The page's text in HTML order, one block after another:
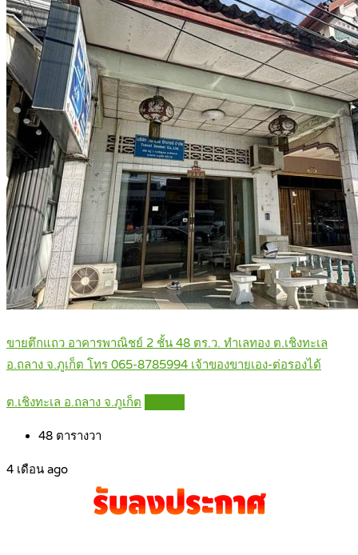
ขายตึกแถว อาคารพาณิชย์ 2 ชั้น 48 ตร.ว. ทำเลทอง ต.เชิงทะเล
อ.ถลาง จ.ภูเก็ต โทร 065-8785994 เจ้าของขายเอง-ต่อรองได้
ต.เชิงทะเล อ.ถลาง จ.ภูเก็ต
48 ตารางวา
4 เดือน ago